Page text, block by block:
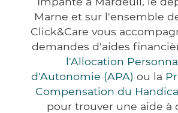
Marne et sur l'ensemble
Click&Care vous
demandes d'aides
l'Allocation
d'Autonomie (APA) ou la
Compensation du
pour trouver une aide à